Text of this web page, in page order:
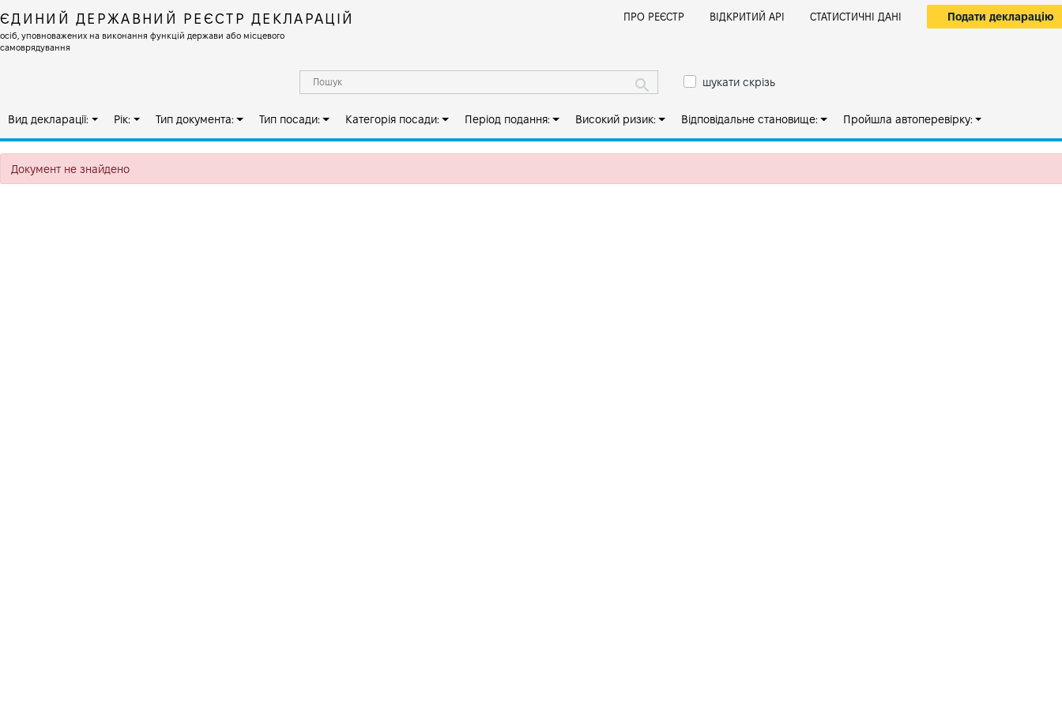
ЄДИНИЙ ДЕРЖАВНИЙ РЕЄСТР ДЕКЛАРАЦІЙ
осіб, уповноважених на виконання функцій держави або місцевого
самоврядування
ПРО РЕЄСТР ВІДКРИТИЙ АРІ СТАТИСТИЧНІ ДАНІ Подати декларацію
шукати скрізь
Вид декларації: Рік: Тип документа: Тип посади: Категорія посади: Період подання: Високий ризик: Відповідальне становище: Пройшла автоперевірку:
Документ не знайдено